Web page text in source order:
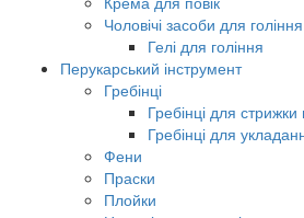
Чоловічі засоби для гоління
Гелі для гоління
Перукарський інструмент
Гребінці
Гребінці для
Гребінці для
Фени
Праски
Плойки